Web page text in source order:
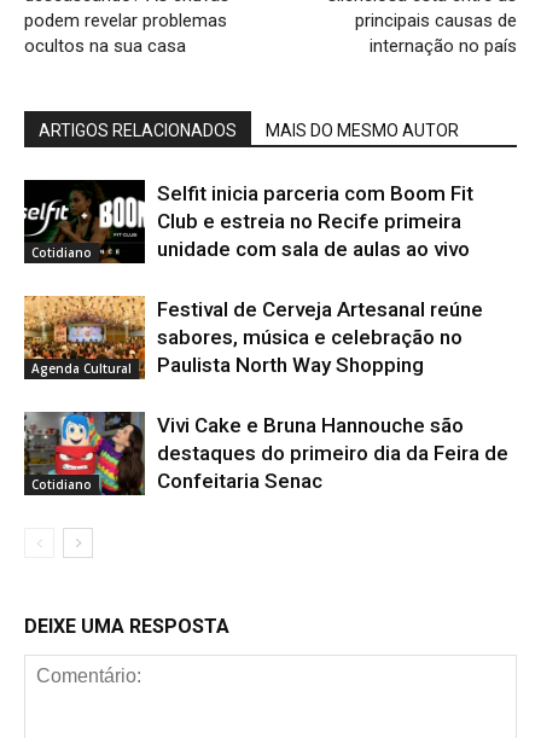
podem revelar problemas
ocultos na sua casa
principais causas de
internação no país
ARTIGOS RELACIONADOS MAIS DO MESMO AUTOR
Cotidiano
Selfit inicia parceria com Boom Fit
Club e estreia no Recife primeira
unidade com sala de aulas ao vivo
Agenda Cultural
Festival de Cerveja Artesanal reúne
sabores, música e celebração no
Paulista North Way Shopping
Cotidiano
Vivi Cake e Bruna Hannouche são
destaques do primeiro dia da Feira de
Confeitaria Senac
DEIXE UMA RESPOSTA